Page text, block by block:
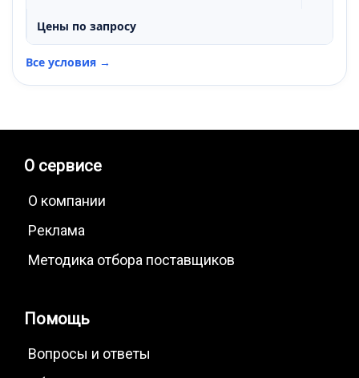
Цены по запросу
Все условия →
О сервисе
О компании
Реклама
Методика отбора поставщиков
Помощь
Вопросы и ответы